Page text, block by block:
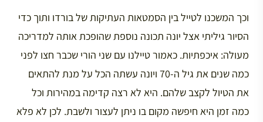
וכך המשכנו לטייל בין הסמטאות העתיקות של בורדו ותוך כדי
הסיור גיליתי אצל יונה תכונה נוספת שהופכת אותה למדריכה
מעולה: איכפתיות. כאמור טיילנו עם שני הורי שכבר חצו לפני
כמה שנים את גיל ה-70 ויונה עשתה הכל על מנת להתאים
את הטיול לקצב שלהם. היא לא רצה קדימה במהירות וכל
כמה זמן היא חיפשה מקום בו ניתן לעצור ולשבת. לכן לא פלא